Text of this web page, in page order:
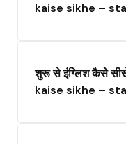
kaise sikhe –
शुरू से इंग्लिश कैसे
kaise sikhe –